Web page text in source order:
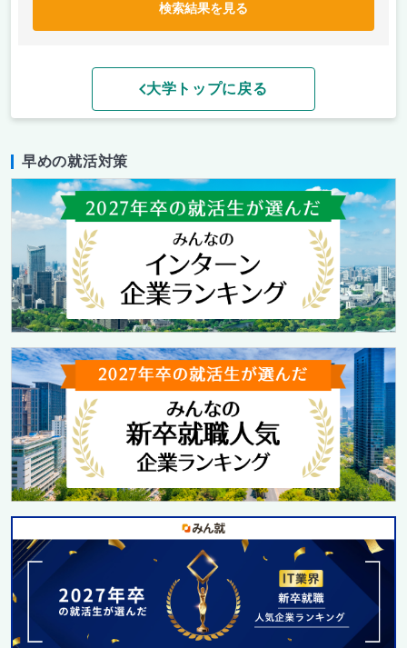
検索結果を見る
大学トップに戻る
早めの就活対策